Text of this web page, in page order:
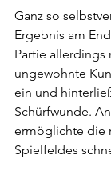
Ganz so
Ergebnis am
Partie allerdings
ungewohnte
ein und
Schürfwunde.
ermöglichte die
Spielfeldes